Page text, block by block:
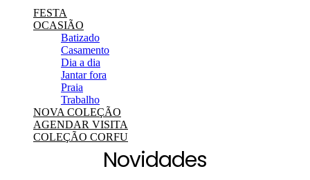
FESTA
OCASIÃO
Batizado
Casamento
Dia a dia
Jantar fora
Praia
Trabalho
NOVA COLEÇÃO
AGENDAR VISITA
COLEÇÃO CORFU
Novidades